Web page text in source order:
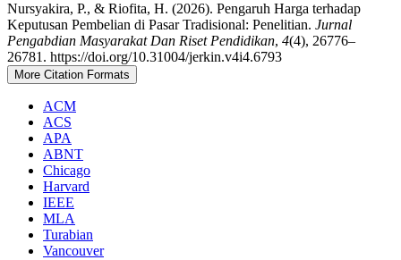
Nursyakira, P., & Riofita, H. (2026). Pengaruh Harga terhadap
Keputusan Pembelian di Pasar Tradisional: Penelitian. Jurnal
Pengabdian Masyarakat Dan Riset Pendidikan, 4(4), 26776–
26781. https://doi.org/10.31004/jerkin.v4i4.6793
More Citation Formats
ACM
ACS
APA
ABNT
Chicago
Harvard
IEEE
MLA
Turabian
Vancouver